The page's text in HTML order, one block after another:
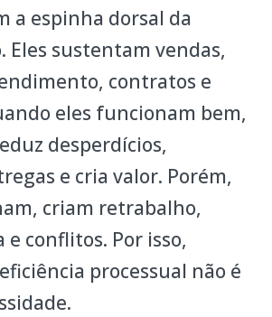
a espinha dorsal da
Eles sustentam vendas,
contratos e
eles funcionam bem,
desperdícios,
e cria valor. Porém,
criam retrabalho,
e conflitos. Por isso,
processual não é